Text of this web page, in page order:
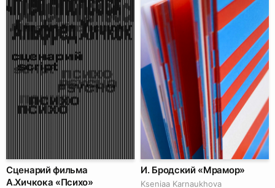
Сценарий фильма
А.Хичкока «Психо»
И. Бродский «Мрамор»
Kseniaa Karnaukhova